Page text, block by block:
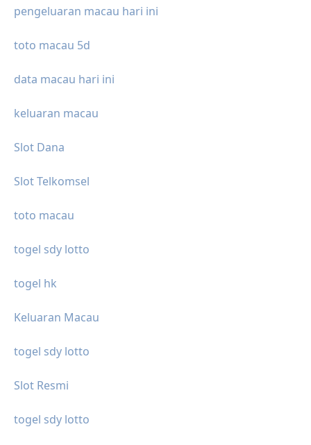
pengeluaran macau hari ini
toto macau 5d
data macau hari ini
keluaran macau
Slot Dana
Slot Telkomsel
toto macau
togel sdy lotto
togel hk
Keluaran Macau
togel sdy lotto
Slot Resmi
togel sdy lotto